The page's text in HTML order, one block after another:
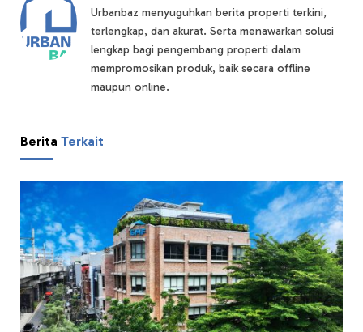
Urbanbaz menyuguhkan berita properti terkini,
terlengkap, dan akurat. Serta menawarkan solusi
lengkap bagi pengembang properti dalam
mempromosikan produk, baik secara offline
maupun online.
Berita Terkait